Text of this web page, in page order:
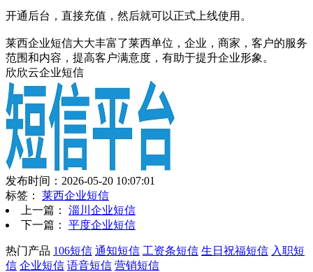
开通后台，直接充值，然后就可以正式上线使用。
莱西企业短信大大丰富了莱西单位，企业，商家，客户的服务
范围和内容，提高客户满意度，有助于提升企业形象。
欣欣云企业短信
发布时间：2026-05-20 10:07:01
标签： 莱西企业短信
上一篇： 淄川企业短信
下一篇： 平度企业短信
热门产品 106短信 通知短信 工资条短信 生日祝福短信 入职短
信 企业短信 语音短信 营销短信